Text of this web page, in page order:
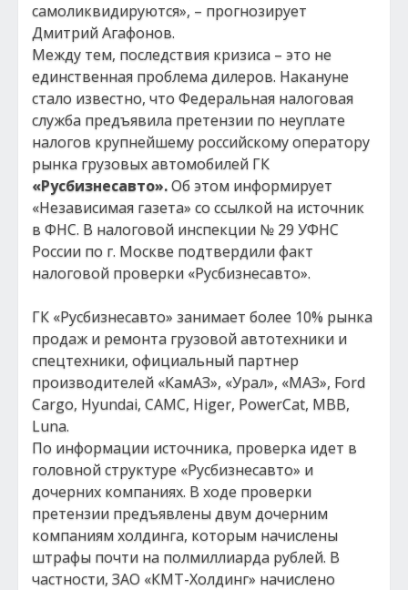
самоликвидируются», – прогнозирует
Дмитрий Агафонов.
Между тем, последствия кризиса – это не
единственная проблема дилеров. Накануне
стало известно, что Федеральная налоговая
служба предъявила претензии по неуплате
налогов крупнейшему российскому оператору
рынка грузовых автомобилей ГК
«Русбизнесавто».Об этом информирует
«Независимая газета» со ссылкой на источник
в ФНС. В налоговой инспекции № 29 УФНС
России по г. Москве подтвердили факт
налоговой проверки «Русбизнесавто».
ГК «Русбизнесавто» занимает более 10% рынка
продаж и ремонта грузовой автотехники и
спецтехники, официальный партнер
производителей «КамАЗ», «Урал», «МАЗ», Ford
Cargo, Hyundai, САМС, Higer, PowerCat, МВВ,
Luna.
По информации источника, проверка идет в
головной структуре «Русбизнесавто» и
дочерних компаниях. В ходе проверки
претензии предъявлены двум дочерним
компаниям холдинга, которым начислены
штрафы почти на полмиллиарда рублей. В
частности, ЗАО «КМТ-Холдинг» начислено